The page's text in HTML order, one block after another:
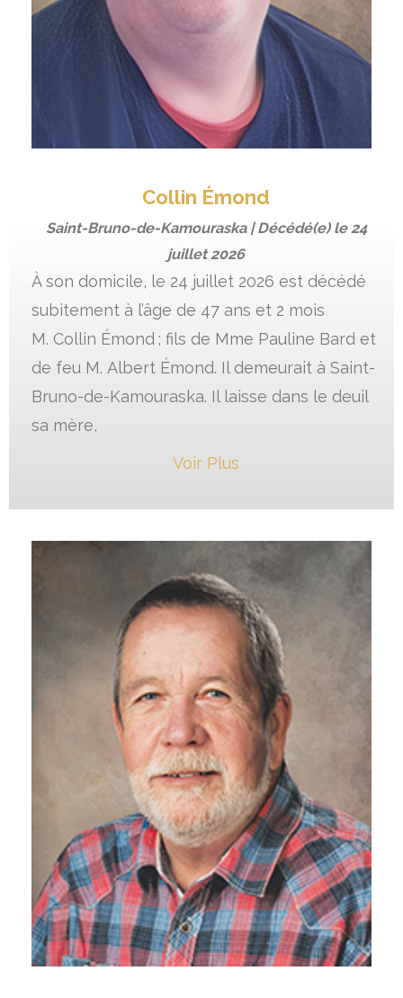
Collin Émond
Saint-Bruno-de-Kamouraska | Décédé(e) le24
juillet 2026
À son domicile, le 24 juillet 2026 est décédé
subitement à l’âge de 47 ans et 2 mois
M. Collin Émond ; fils de Mme Pauline Bard et
de feu M. Albert Émond. Il demeurait à Saint-
Bruno-de-Kamouraska. Il laisse dans le deuil
sa mère,
Voir Plus